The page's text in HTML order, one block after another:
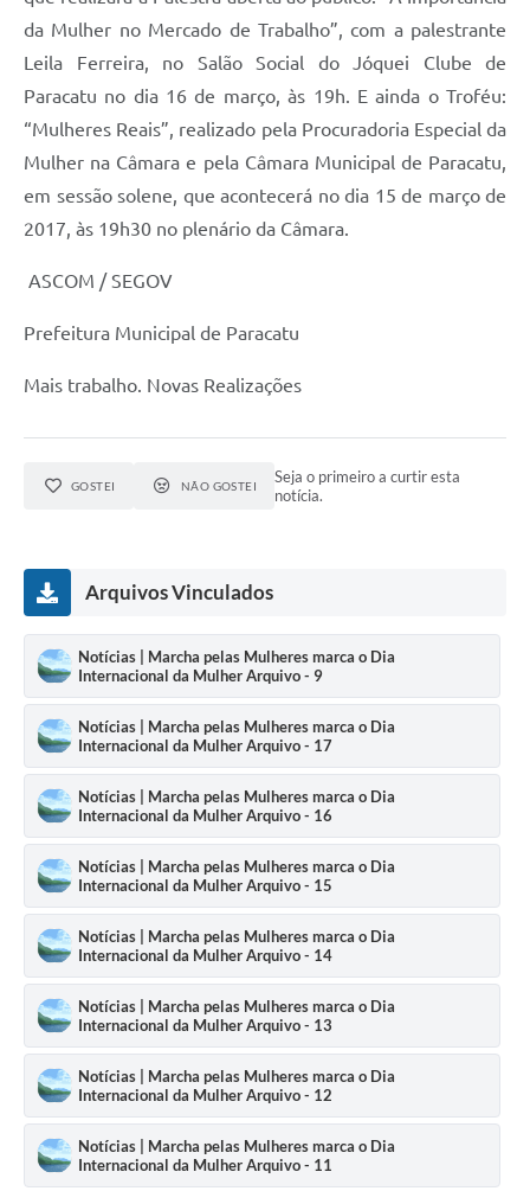
da Mulher no Mercado de Trabalho”, com a palestrante
Leila Ferreira, no Salão Social do Jóquei Clube de
Paracatu no dia 16 de março, às 19h. E ainda o Troféu:
“Mulheres Reais”, realizado pela Procuradoria Especial da
Mulher na Câmara e pela Câmara Municipal de Paracatu,
em sessão solene, que acontecerá no dia 15 de março de
2017, às 19h30 no plenário da Câmara.
ASCOM / SEGOV
Prefeitura Municipal de Paracatu
Mais trabalho. Novas Realizações
GOSTEI NÃO GOSTEI
Seja o primeiro a curtir esta
notícia.
Arquivos Vinculados
Notícias | Marcha pelas Mulheres marca o Dia
Internacional da Mulher Arquivo - 9
Notícias | Marcha pelas Mulheres marca o Dia
Internacional da Mulher Arquivo - 17
Notícias | Marcha pelas Mulheres marca o Dia
Internacional da Mulher Arquivo - 16
Notícias | Marcha pelas Mulheres marca o Dia
Internacional da Mulher Arquivo - 15
Notícias | Marcha pelas Mulheres marca o Dia
Internacional da Mulher Arquivo - 14
Notícias | Marcha pelas Mulheres marca o Dia
Internacional da Mulher Arquivo - 13
Notícias | Marcha pelas Mulheres marca o Dia
Internacional da Mulher Arquivo - 12
Notícias | Marcha pelas Mulheres marca o Dia
Internacional da Mulher Arquivo - 11